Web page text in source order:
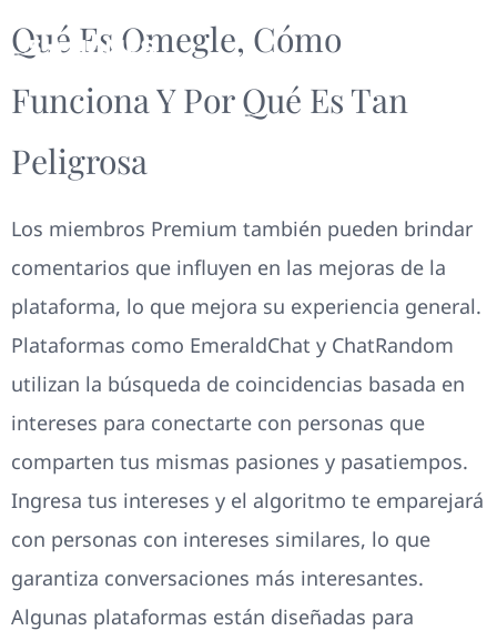
Qué Es Omegle, Cómo
Funciona Y Por Qué Es Tan
Peligrosa
Los miembros Premium también pueden brindar
comentarios que influyen en las mejoras de la
plataforma, lo que mejora su experiencia general.
Plataformas como EmeraldChat y ChatRandom
utilizan la búsqueda de coincidencias basada en
intereses para conectarte con personas que
comparten tus mismas pasiones y pasatiempos.
Ingresa tus intereses y el algoritmo te emparejará
con personas con intereses similares, lo que
garantiza conversaciones más interesantes.
Algunas plataformas están diseñadas para